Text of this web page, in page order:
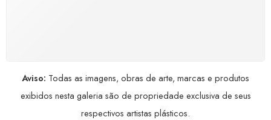
Aviso: Todas as imagens, obras de arte, marcas e produtos
exibidos nesta galeria são de propriedade exclusiva de seus
respectivos artistas plásticos.